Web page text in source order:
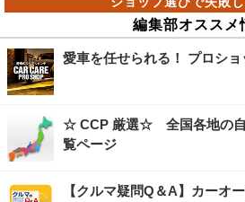
編集部オススメ
愛車を任せられる！ プロショ
☆ CCP 厳選☆ 全国各地の自
覧ページ
【クルマ疑問Q＆A】カーオ